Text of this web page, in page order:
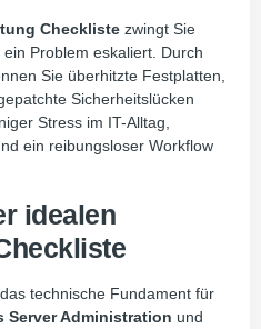
Checkliste zwingt Sie
Problem eskaliert. Durch
Sie überhitzte Festplatten,
Sicherheitslücken
Stress im IT-Alltag,
ein reibungsloser Workflow
idealen
technische Fundament für
Server Administration und